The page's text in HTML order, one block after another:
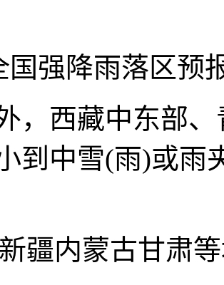
国强降雨落区预
西藏中东部、
到中雪(雨)或雨
内蒙古甘肃等